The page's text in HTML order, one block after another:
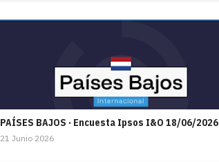
PAÍSES BAJOS · Encuesta Ipsos I&O 18/06/2026
21 Junio 2026